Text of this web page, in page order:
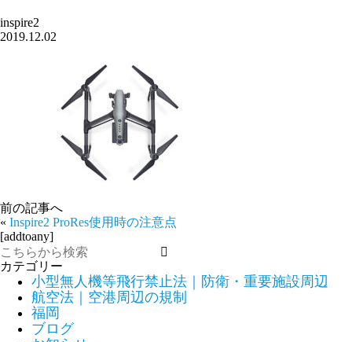
inspire2
2019.12.02
前の記事へ
« Inspire2 ProRes使用時の注意点
[addtoany]
カテゴリー
小型無人機等飛行禁止法｜防衛・重要施設周辺
航空法｜空港周辺の規制
福岡
ブログ